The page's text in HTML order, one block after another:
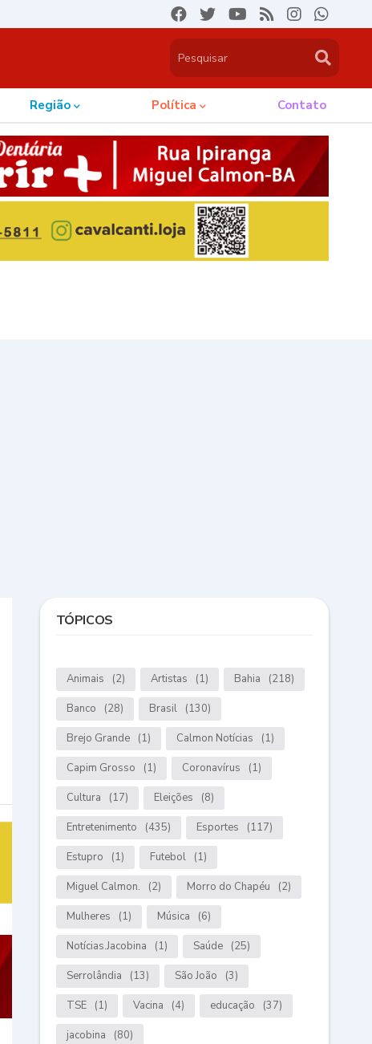
Região Política Contato
TÓPICOS
Animais (2) Artistas (1) Bahia (218)
Banco (28) Brasil (130)
Brejo Grande (1) Calmon Notícias (1)
Capim Grosso (1) Coronavírus (1)
Cultura (17) Eleições (8)
Entretenimento (435) Esportes (117)
Estupro (1) Futebol (1)
Miguel Calmon. (2) Morro do Chapéu (2)
Mulheres (1) Música (6)
Notícias.Jacobina (1) Saúde (25)
Serrolândia (13) São João (3)
TSE (1) Vacina (4) educação (37)
jacobina (80)